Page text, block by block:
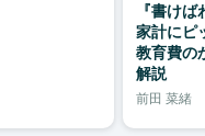
『書け
家計にピ
教育費の
解説
前田 菜緒